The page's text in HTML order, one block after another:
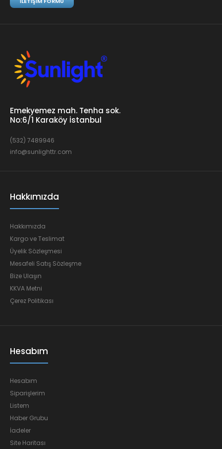
Emekyemez mah. Tenha sok.
No:6/1 Karaköy İstanbul
(532) 7489946
info@sunlighttr.com
Hakkımızda
Hakkımızda
Kargo ve Teslimat
Üyelik Sözleşmesi
Mesafeli Satış Sözleşme
Bize Ulaşın
KKVA Metni
Çerez Politikası
Hesabım
Hesabım
Siparişlerim
Listem
Haber Grubu
İadeler
Site Haritası